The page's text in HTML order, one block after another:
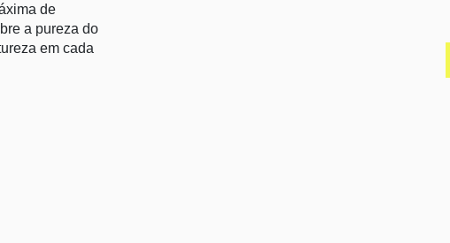
de
a pureza do
em cada